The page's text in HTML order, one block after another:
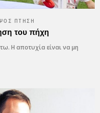
ΠΤΉΣΗ
του πήχη
Η αποτυχία είναι να μη